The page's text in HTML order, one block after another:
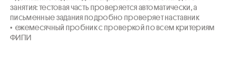
занятия: тестовая часть проверяется автоматически, а
письменные задания подробно проверяет наставник
•  ежемесячный пробник с проверкой по всем критериям
ФИПИ